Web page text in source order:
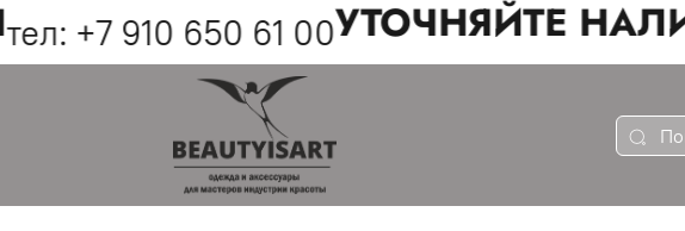
+7 910 650 61 00УТОЧНЯЙТЕ